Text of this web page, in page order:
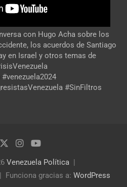
con Hugo Acha sobre los
los acuerdos de Santiago
en Israel y otros temas de
#SinFiltros
Venezuela Política
Funciona gracias a: WordPress